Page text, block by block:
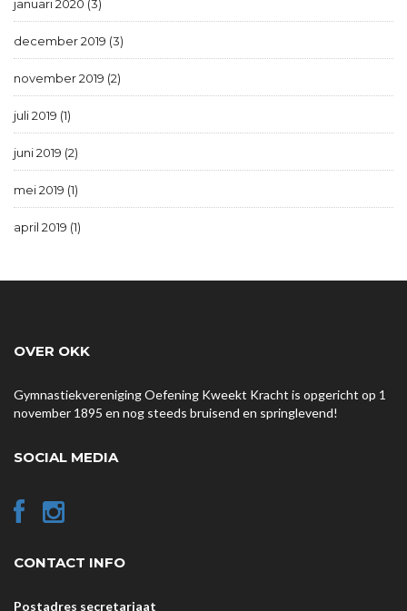
januari 2020 (3)
december 2019 (3)
november 2019 (2)
juli 2019 (1)
juni 2019 (2)
mei 2019 (1)
april 2019 (1)
OVER OKK
Gymnastiekvereniging Oefening Kweekt Kracht is opgericht op 1
november 1895 en nog steeds bruisend en springlevend!
SOCIAL MEDIA
CONTACT INFO
Postadres secretariaat